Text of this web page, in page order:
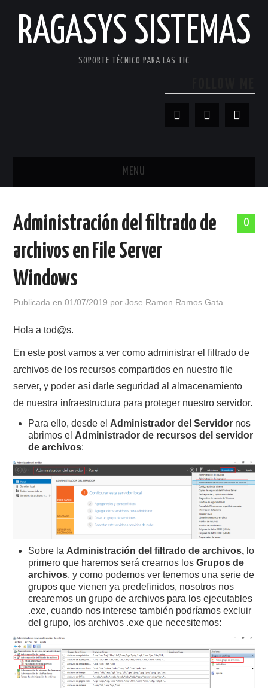
RAGASYS SISTEMAS
SOPORTE TÉCNICO PARA LAS TIC
MENU
ACERCA DE
0
Administración del filtrado de
archivos en File Server
Windows
Publicada en01/07/2019 porJose Ramon Ramos Gata
Hola a tod@s.
En este post vamos a ver como administrar el filtrado de
archivos de los recursos compartidos en nuestro file
server, y poder así darle seguridad al almacenamiento
de nuestra infraestructura para proteger nuestro servidor.
Para ello, desde el Administrador del Servidor nos
abrimos el Administrador de recursos del servidor
de archivos:
Sobre laAdministración del filtrado de archivos, lo
primero que haremos será crearnos losGrupos de
archivos, y como podemos ver tenemos una serie de
grupos que vienen ya predefinidos, nosotros nos
crearemos un grupo de archivos para los ejecutables
.exe, cuando nos interese también podríamos excluir
del grupo, los archivos .exe que necesitemos: